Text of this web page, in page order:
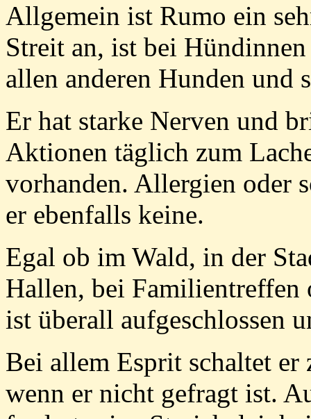
Allgemein ist Rumo ein
Streit an, ist bei
allen anderen Hunden und
Er hat starke Nerven und
Aktionen täglich zum
vorhanden. Allergien oder
er ebenfalls keine.
Egal ob im Wald, in der
Hallen, bei Familientreffen
ist überall aufgeschlossen
Bei allem Esprit schaltet er
wenn er nicht gefragt ist.